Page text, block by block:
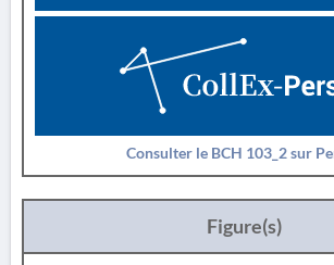
Consulter le BCH 103_2 sur
Figure(s)